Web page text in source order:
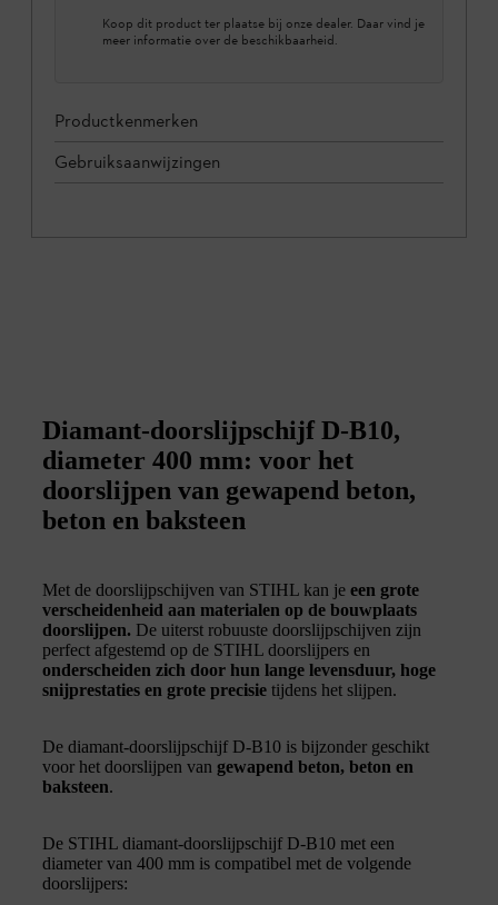
Koop dit product ter plaatse bij onze dealer. Daar vind je
meer informatie over de beschikbaarheid.
Productkenmerken
Gebruiksaanwijzingen
Diamant-doorslijpschijf D-B10,
diameter 400 mm: voor het
doorslijpen van gewapend beton,
beton en baksteen
Met de doorslijpschijven van STIHL kan je een grote
verscheidenheid aan materialen op de bouwplaats
doorslijpen. De uiterst robuuste doorslijpschijven zijn
perfect afgestemd op de STIHL doorslijpers en
onderscheiden zich door hun lange levensduur, hoge
snijprestaties en grote precisie tijdens het slijpen.
De diamant-doorslijpschijf D-B10 is bijzonder geschikt
voor het doorslijpen van gewapend beton, beton en
baksteen.
De STIHL diamant-doorslijpschijf D-B10 met een
diameter van 400 mm is compatibel met de volgende
doorslijpers: